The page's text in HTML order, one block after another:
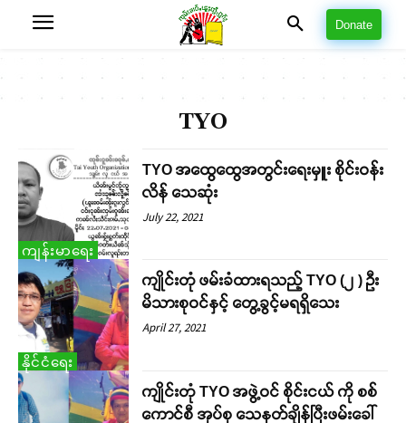
Donate
TYO
ကျန်းမာရေး
TYO အထွေထွေအတွင်းရေးမှူး စိုင်းဝန်း
လိန် သေဆုံး
July 22, 2021
နိုင်ငံရေး
ကျိုင်းတုံ ဖမ်းခံထားရသည့် TYO (၂ ) ဦး
မိသားစုဝင်နှင့် တွေ့ခွင့်မရရှိသေး
April 27, 2021
ကျိုင်းတုံ TYO အဖွဲ့ဝင် စိုင်းငယ် ကို စစ်
ကောင်စီ အုပ်စု သေနတ်ချိန်ပြီးဖမ်းခေါ်